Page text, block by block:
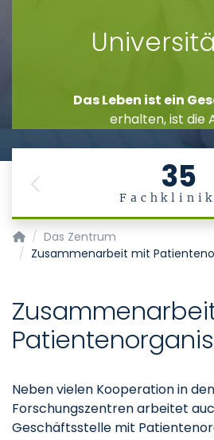
Das Leben ist ein
erhalten, ist die
35
Previous
Zentrum für Seltene Erkrankungen
Das Zentrum
Zusammenarbeit mit
Neben vielen Kooperation in
Forschungszentren arbeitet
Geschäftsstelle mit